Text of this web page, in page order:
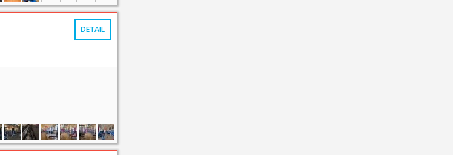
DETAIL